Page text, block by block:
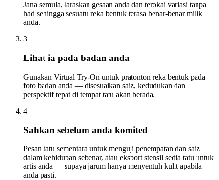
Jana semula, laraskan gesaan anda dan terokai variasi tanpa
had sehingga sesuatu reka bentuk terasa benar-benar milik
anda.
3
Lihat ia pada badan anda
Gunakan Virtual Try-On untuk pratonton reka bentuk pada
foto badan anda — disesuaikan saiz, kedudukan dan
perspektif tepat di tempat tatu akan berada.
4
Sahkan sebelum anda komited
Pesan tatu sementara untuk menguji penempatan dan saiz
dalam kehidupan sebenar, atau eksport stensil sedia tatu untuk
artis anda — supaya jarum hanya menyentuh kulit apabila
anda pasti.